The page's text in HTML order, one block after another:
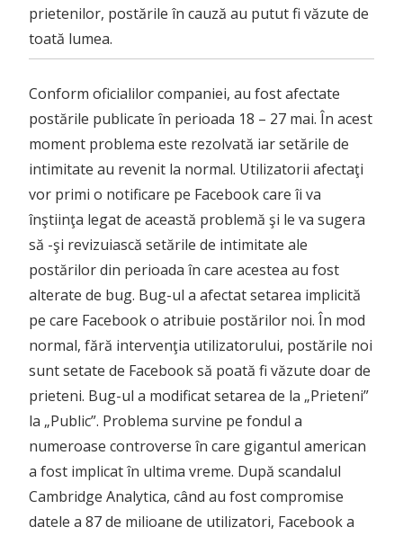
prietenilor, postările în cauză au putut fi văzute de
toată lumea.
Conform oficialilor companiei, au fost afectate
postările publicate în perioada 18 – 27 mai. În acest
moment problema este rezolvată iar setările de
intimitate au revenit la normal. Utilizatorii afectaţi
vor primi o notificare pe Facebook care îi va
înştiinţa legat de această problemă şi le va sugera
să -şi revizuiască setările de intimitate ale
postărilor din perioada în care acestea au fost
alterate de bug. Bug-ul a afectat setarea implicită
pe care Facebook o atribuie postărilor noi. În mod
normal, fără intervenţia utilizatorului, postările noi
sunt setate de Facebook să poată fi văzute doar de
prieteni. Bug-ul a modificat setarea de la „Prieteni”
la „Public”. Problema survine pe fondul a
numeroase controverse în care gigantul american
a fost implicat în ultima vreme. După scandalul
Cambridge Analytica, când au fost compromise
datele a 87 de milioane de utilizatori, Facebook a